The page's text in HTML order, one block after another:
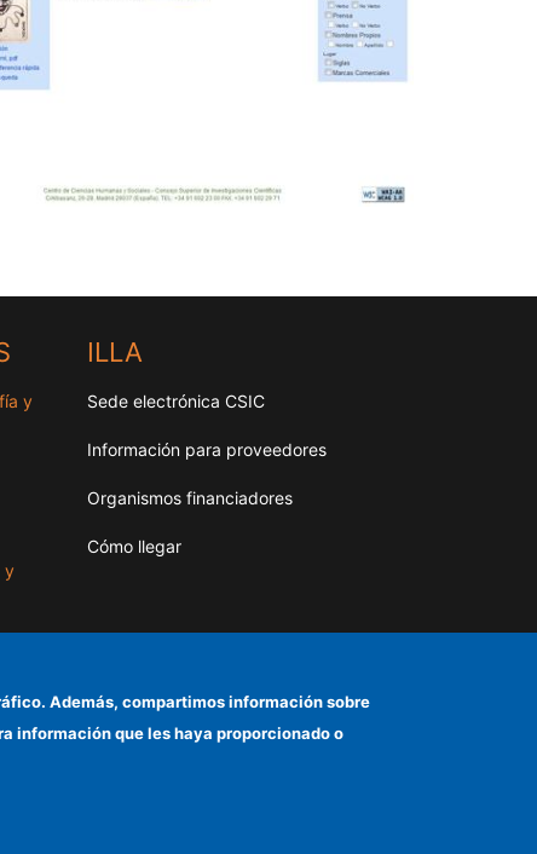
y
y
ILLA
Sede electrónica CSIC
Información para proveedores
Organismos financiadores
Cómo llegar
Además, compartimos información sobre
información que les haya proporcionado o